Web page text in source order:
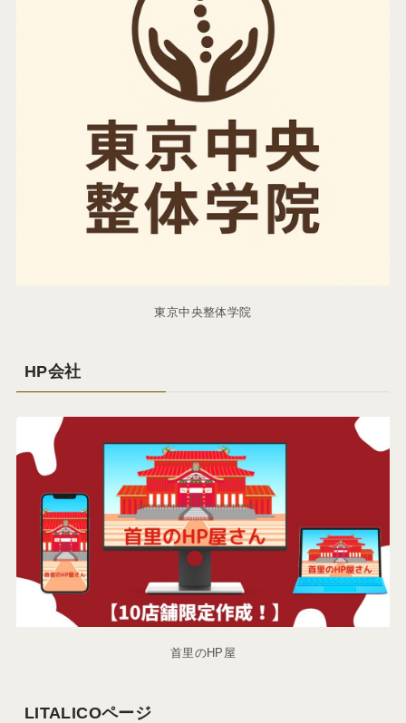
東京中央整体学院
HP会社
首里のHP屋
LITALICOページ